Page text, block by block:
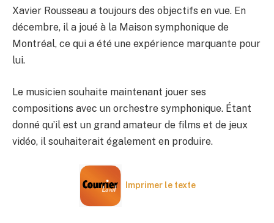
Xavier Rousseau a toujours des objectifs en vue. En
décembre, il a joué à la Maison symphonique de
Montréal, ce qui a été une expérience marquante pour
lui.
Le musicien souhaite maintenant jouer ses
compositions avec un orchestre symphonique. Étant
donné qu’il est un grand amateur de films et de jeux
vidéo, il souhaiterait également en produire.
Imprimer le texte